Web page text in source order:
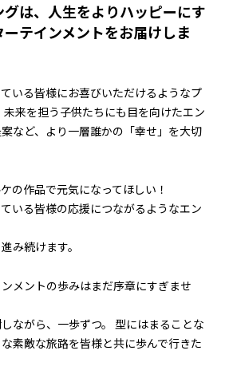
は、人生をよりハッピーにす
テインメントをお届けしま
いる皆様にお喜びいただけるようなプ
来を担う子供たちにも目を向けたエン
など、より一層誰かの「幸せ」を大切
の作品で元気になってほしい！
いる皆様の応援につながるようなエン
み続けます。
メントの歩みはまだ序章にすぎませ
ながら、一歩ずつ。 型にはまることな
素敵な旅路を皆様と共に歩んで行きた